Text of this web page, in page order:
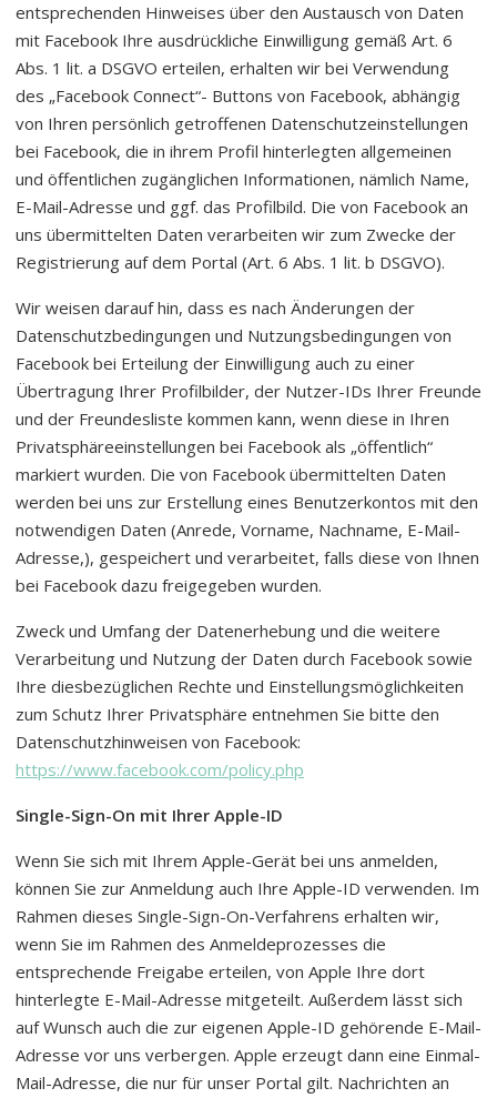
entsprechenden Hinweises über den Austausch von Daten
mit Facebook Ihre ausdrückliche Einwilligung gemäß Art. 6
Abs. 1 lit. a DSGVO erteilen, erhalten wir bei Verwendung
des „Facebook Connect“- Buttons von Facebook, abhängig
von Ihren persönlich getroffenen Datenschutzeinstellungen
bei Facebook, die in ihrem Profil hinterlegten allgemeinen
und öffentlichen zugänglichen Informationen, nämlich Name,
E-Mail-Adresse und ggf. das Profilbild. Die von Facebook an
uns übermittelten Daten verarbeiten wir zum Zwecke der
Registrierung auf dem Portal (Art. 6 Abs. 1 lit. b DSGVO).
Wir weisen darauf hin, dass es nach Änderungen der
Datenschutzbedingungen und Nutzungsbedingungen von
Facebook bei Erteilung der Einwilligung auch zu einer
Übertragung Ihrer Profilbilder, der Nutzer-IDs Ihrer Freunde
und der Freundesliste kommen kann, wenn diese in Ihren
Privatsphäreeinstellungen bei Facebook als „öffentlich“
markiert wurden. Die von Facebook übermittelten Daten
werden bei uns zur Erstellung eines Benutzerkontos mit den
notwendigen Daten (Anrede, Vorname, Nachname, E-Mail-
Adresse,), gespeichert und verarbeitet, falls diese von Ihnen
bei Facebook dazu freigegeben wurden.
Zweck und Umfang der Datenerhebung und die weitere
Verarbeitung und Nutzung der Daten durch Facebook sowie
Ihre diesbezüglichen Rechte und Einstellungsmöglichkeiten
zum Schutz Ihrer Privatsphäre entnehmen Sie bitte den
Datenschutzhinweisen von Facebook:
https://www.facebook.com/policy.php
Single-Sign-On mit Ihrer Apple-ID
Wenn Sie sich mit Ihrem Apple-Gerät bei uns anmelden,
können Sie zur Anmeldung auch Ihre Apple-ID verwenden. Im
Rahmen dieses Single-Sign-On-Verfahrens erhalten wir,
wenn Sie im Rahmen des Anmeldeprozesses die
entsprechende Freigabe erteilen, von Apple Ihre dort
hinterlegte E-Mail-Adresse mitgeteilt. Außerdem lässt sich
auf Wunsch auch die zur eigenen Apple-ID gehörende E-Mail-
Adresse vor uns verbergen. Apple erzeugt dann eine Einmal-
Mail-Adresse, die nur für unser Portal gilt. Nachrichten an